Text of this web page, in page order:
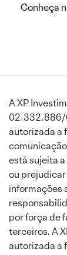
Conheça
A XP
02.332.886/
autorizada a
está sujeita
ou prejudicar
informações
por força de
terceiros. A
autorizada a